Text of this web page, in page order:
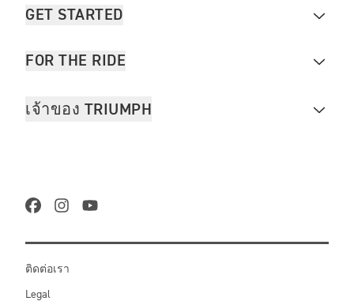
GET STARTED
FOR THE RIDE
เจ้าของ TRIUMPH
ติดต่อเรา
Legal